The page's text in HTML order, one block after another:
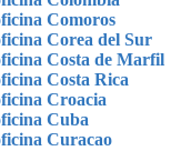
Comoros
Corea del Sur
Costa de Marfil
Costa Rica
Croacia
Cuba
Curacao